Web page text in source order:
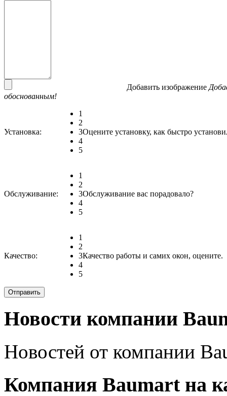
Добавить изображение
обоснованным!
Установка:
1
2
3
4
5
Оцените установку, как быстро
Обслуживание:
1
2
3
4
5
Обслуживание вас порадовало?
Качество:
1
2
3
4
5
Качество работы и самих окон, оцените.
Новости компании
Новостей от компании
Компания Baumart на